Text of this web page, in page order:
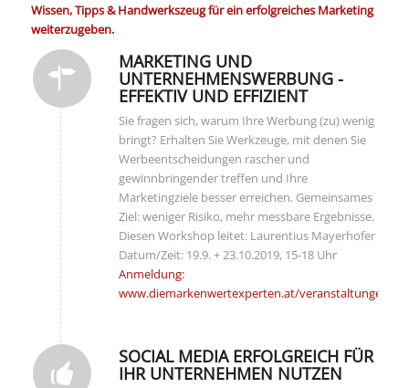
Wissen, Tipps & Handwerkszeug für ein erfolgreiches Marketing
weiterzugeben.
MARKETING UND
UNTERNEHMENSWERBUNG -
EFFEKTIV UND EFFIZIENT
Sie fragen sich, warum Ihre Werbung (zu) wenig
bringt? Erhalten Sie Werkzeuge, mit denen Sie
Werbeentscheidungen rascher und
gewinnbringender treffen und Ihre
Marketingziele besser erreichen. Gemeinsames
Ziel: weniger Risiko, mehr messbare Ergebnisse.
Diesen Workshop leitet: Laurentius Mayerhofer
Datum/Zeit: 19.9. + 23.10.2019, 15-18 Uhr
Anmeldung:
www.diemarkenwertexperten.at/veranstaltungen/
SOCIAL MEDIA ERFOLGREICH FÜR
IHR UNTERNEHMEN NUTZEN